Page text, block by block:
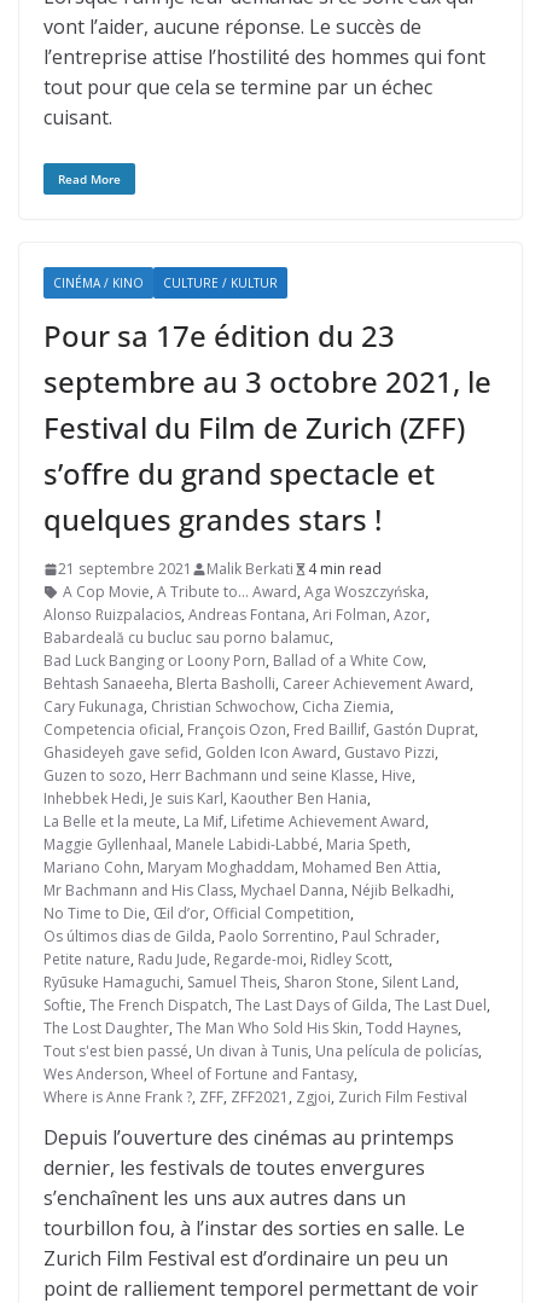
vont l’aider, aucune réponse. Le succès de
l’entreprise attise l’hostilité des hommes qui font
tout pour que cela se termine par un échec
cuisant.
Read More
CINÉMA / KINO CULTURE / KULTUR
Pour sa 17e édition du 23
septembre au 3 octobre 2021, le
Festival du Film de Zurich (ZFF)
s’offre du grand spectacle et
quelques grandes stars !
21 septembre 2021 Malik Berkati
4 min read
A Cop Movie, A Tribute to... Award, Aga Woszczyńska,
Alonso Ruizpalacios, Andreas Fontana, Ari Folman, Azor,
Babardeală cu bucluc sau porno balamuc,
Bad Luck Banging or Loony Porn, Ballad of a White Cow,
Behtash Sanaeeha, Blerta Basholli, Career Achievement Award,
Cary Fukunaga, Christian Schwochow, Cicha Ziemia,
Competencia oficial, François Ozon, Fred Baillif, Gastón Duprat,
Ghasideyeh gave sefid, Golden Icon Award, Gustavo Pizzi,
Guzen to sozo, Herr Bachmann und seine Klasse, Hive,
Inhebbek Hedi, Je suis Karl, Kaouther Ben Hania,
La Belle et la meute, La Mif, Lifetime Achievement Award,
Maggie Gyllenhaal, Manele Labidi-Labbé, Maria Speth,
Mariano Cohn, Maryam Moghaddam, Mohamed Ben Attia,
Mr Bachmann and His Class, Mychael Danna, Néjib Belkadhi,
No Time to Die, Œil d’or, Official Competition,
Os últimos dias de Gilda, Paolo Sorrentino, Paul Schrader,
Petite nature, Radu Jude, Regarde-moi, Ridley Scott,
Ryūsuke Hamaguchi, Samuel Theis, Sharon Stone, Silent Land,
Softie, The French Dispatch, The Last Days of Gilda, The Last Duel,
The Lost Daughter, The Man Who Sold His Skin, Todd Haynes,
Tout s'est bien passé, Un divan à Tunis, Una película de policías,
Wes Anderson, Wheel of Fortune and Fantasy,
Where is Anne Frank ?, ZFF, ZFF2021 , Zgjoi, Zurich Film Festival
Depuis l’ouverture des cinémas au printemps
dernier, les festivals de toutes envergures
s’enchaînent les uns aux autres dans un
tourbillon fou, à l’instar des sorties en salle. Le
Zurich Film Festival est d’ordinaire un peu un
point de ralliement temporel permettant de voir